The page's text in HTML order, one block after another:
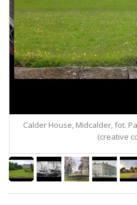
House, Midcalder, fot. Paul
(creative commons)